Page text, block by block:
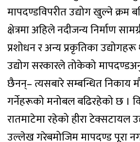
मापदण्डविपरीत उद्योग खुल्ने क्रम
क्षेत्रमा अहिले नदीजन्य निर्माण
प्रशोधन र अन्य प्रकृतिका
उद्योग सरकारले तोकेको
छैनन्– त्यसबारे सम्बन्धित निकाय
गर्नेहरूको मनोबल बढिरहेको छ ।
रातमाटेमा रहेको हीरा टेक्सटायल
उल्लेख गरेबमोजिम मापदण्ड पूरा